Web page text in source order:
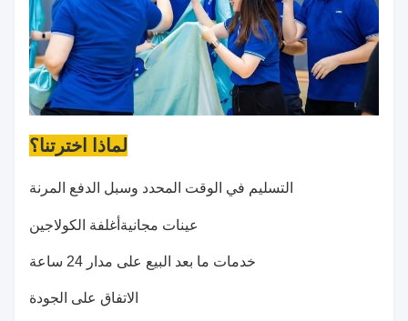
لماذا اخترتنا؟
التسليم في الوقت المحدد وسبل الدفع المرنة
عينات مجانية أغلفة الكولاجين
خدمات ما بعد البيع على مدار 24 ساعة
الاتفاق على الجودة